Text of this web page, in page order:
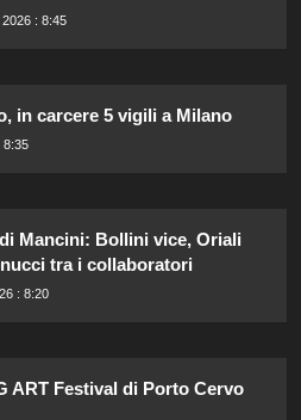
: 8:45
in carcere 5 vigili a Milano
8:35
Mancini: Bollini vice, Oriali
tra i collaboratori
: 8:20
ART Festival di Porto Cervo